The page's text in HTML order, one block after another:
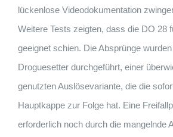
lückenlose Videodokumentation
Weitere Tests zeigten, dass die DO 28
geeignet schien. Die Absprünge
Droguesetter durchgeführt, einer
genutzten Auslösevariante, die die
Hauptkappe zur Folge hat. Eine
erforderlich noch durch die mangelnde